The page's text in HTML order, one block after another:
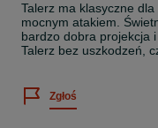
Talerz ma klasyczne
mocnym atakiem.
bardzo dobra projekcja i
Talerz bez uszkodzeń,
Zgłoś